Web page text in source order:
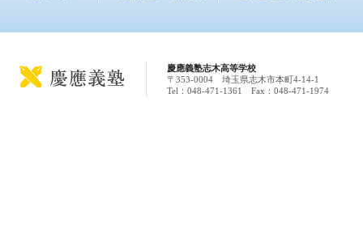
慶應義塾志木高等学校
〒353-0004 埼玉県志木市本町4-14-1
Tel：048-471-1361 Fax：048-471-1974